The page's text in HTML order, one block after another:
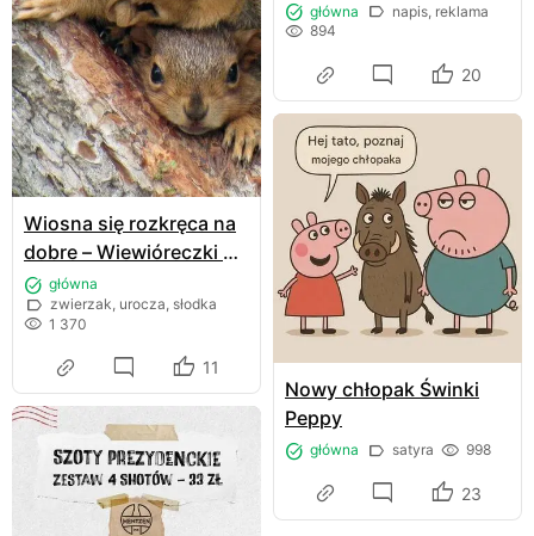
Wiosna się rozkręca na
dobre – Wiewióreczki 🌸
🌳 główna
zwierzak, urocza, słodka
1 370
11
główna
napis, reklama
894
20
Nowy chłopak Świnki
Peppy
główna satyra 998
23